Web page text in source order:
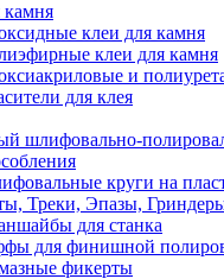
камня
клеи для камня
клеи для камня
и
для клея
шлифовально-
круги на
Треки, Эпазы,
для станка
для финишной
фикерты